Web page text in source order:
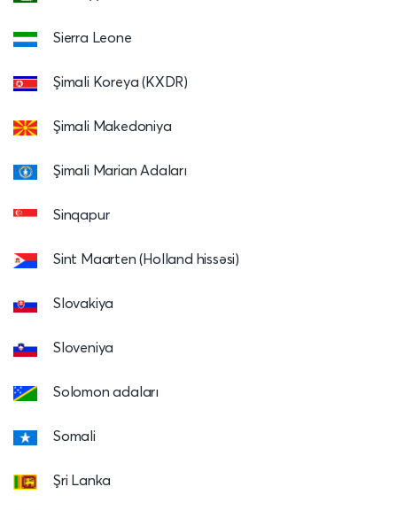
Sierra Leone
Şimali Koreya (KXDR)
Şimali Makedoniya
Şimali Marian Adaları
Sinqapur
Sint Maarten (Holland hissəsi)
Slovakiya
Sloveniya
Solomon adaları
Somali
Şri Lanka